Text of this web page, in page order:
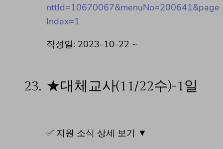
nttId=10670067&menuNo=200641&page
Index=1
작성일: 2023-10-22 ~
23. ★대체교사(11/22수)-1일
✅ 지원 소식 상세 보기 ▼